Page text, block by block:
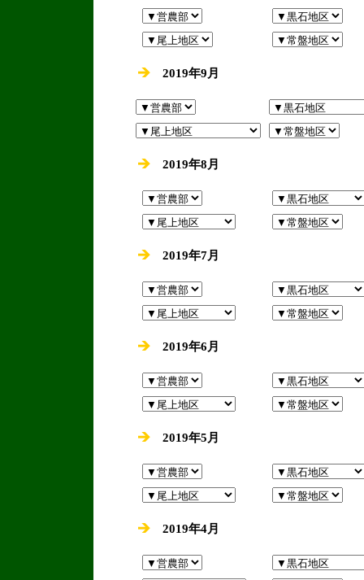
2019年9月
2019年8月
2019年7月
2019年6月
2019年5月
2019年4月